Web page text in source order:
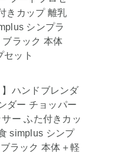
】ハンドブレンダ
ダー チョッパー
ー ふた付きカッ
simplus シンプ
ラック 本体＋軽